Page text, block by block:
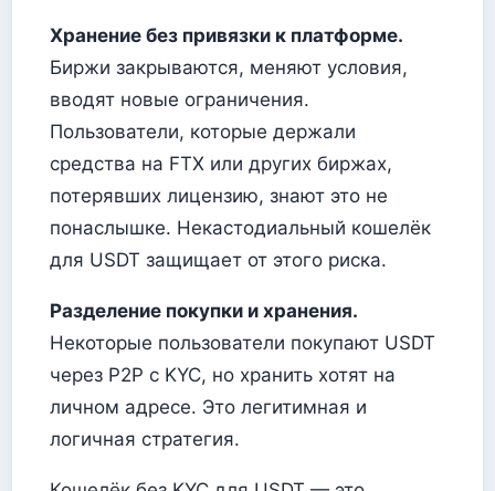
Хранение без привязки к платформе.
Биржи закрываются, меняют условия,
вводят новые ограничения.
Пользователи, которые держали
средства на FTX или других биржах,
потерявших лицензию, знают это не
понаслышке. Некастодиальный кошелёк
для USDT защищает от этого риска.
Разделение покупки и хранения.
Некоторые пользователи покупают USDT
через P2P с KYC, но хранить хотят на
личном адресе. Это легитимная и
логичная стратегия.